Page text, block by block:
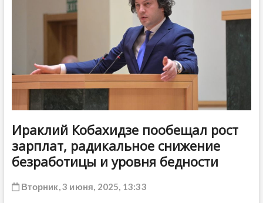
Ираклий Кобахидзе пообещал рост
зарплат, радикальное снижение
безработицы и уровня бедности
Вторник, 3 июня, 2025, 13:33